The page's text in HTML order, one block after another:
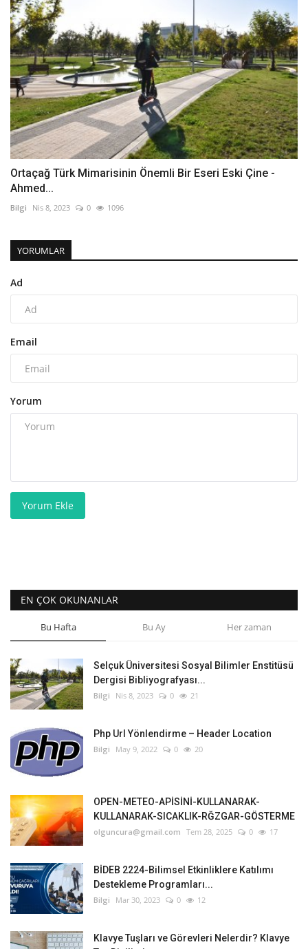
Ortaçağ Türk Mimarisinin Önemli Bir Eseri Eski Çine -
Ahmed...
Bilgi Nis 8, 2023 0 1096
YORUMLAR
Ad
Email
Yorum
Yorum Ekle
EN ÇOK OKUNANLAR
Bu Hafta Bu Ay Her zaman
Selçuk Üniversitesi Sosyal Bilimler Enstitüsü
Dergisi Bibliyografyası...
Bilgi Nis 8, 2023 0 21
Php Url Yönlendirme – Header Location
Bilgi May 9, 2022 0 20
OPEN-METEO-APİSİNİ-KULLANARAK-
KULLANARAK-SICAKLIK-RĞZGAR-GÖSTERME
olguncura@gmail.com Tem 28, 2025 0 17
BİDEB 2224-Bilimsel Etkinliklere Katılımı
Destekleme Programları...
Bilgi Mar 30, 2023 0 12
Klavye Tuşları ve Görevleri Nelerdir? Klavye